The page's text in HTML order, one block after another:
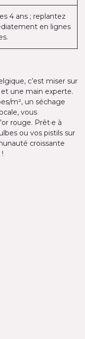
4 ans ; replantez
en lignes
c’est miser sur
une main experte.
m², un séchage
vous
rouge. Prêt·e à
ou vos pistils sur
croissante